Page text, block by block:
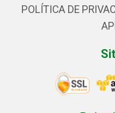
POLÍTICA DE